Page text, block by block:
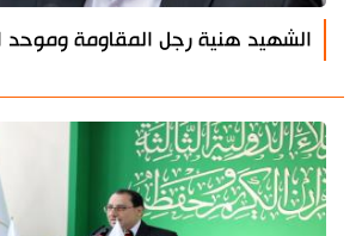
الشهيد هنية رجل المقاومة وموحد